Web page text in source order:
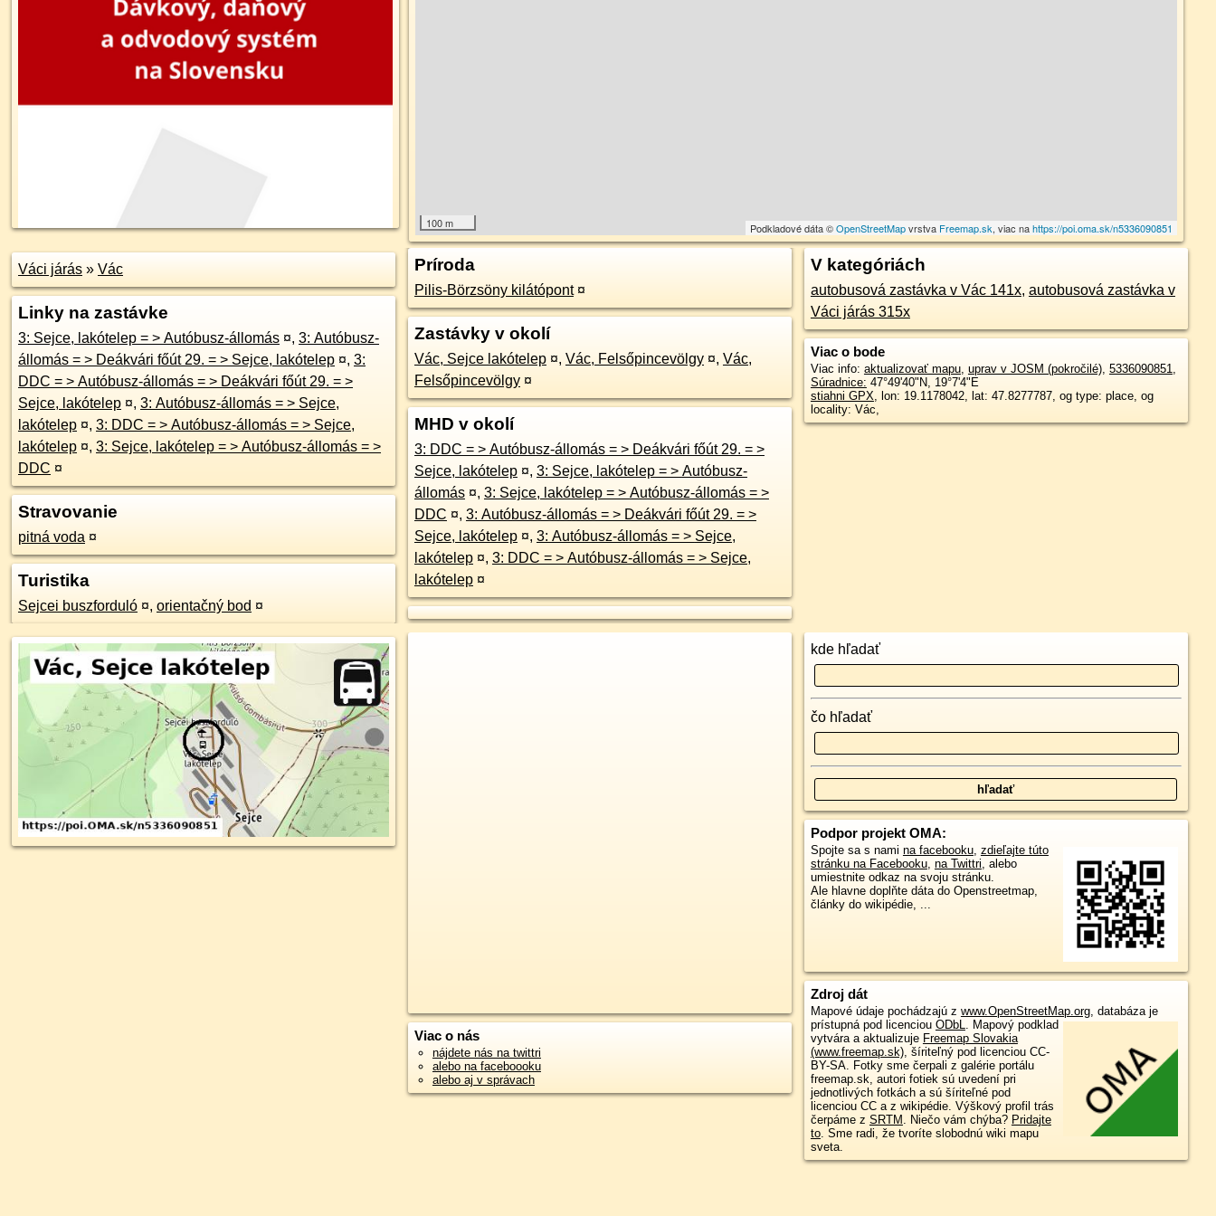
100 m Podkladové dáta ©OpenStreetMapvrstva Freemap.sk, viac nahttps://poi.oma.sk/n5336090851
Váci járás » Vác
Linky na zastávke
3: Sejce, lakótelep = > Autóbusz-állomás ¤, 3: Autóbusz-
állomás = > Deákvári főút 29. = > Sejce, lakótelep ¤, 3:
DDC = > Autóbusz-állomás = > Deákvári főút 29. = >
Sejce, lakótelep ¤, 3: Autóbusz-állomás = > Sejce,
lakótelep ¤, 3: DDC = > Autóbusz-állomás = > Sejce,
lakótelep ¤, 3: Sejce, lakótelep = > Autóbusz-állomás = >
DDC ¤
Stravovanie
pitná voda ¤
Turistika
Sejcei buszforduló ¤, orientačný bod ¤
Príroda
Pilis-Börzsöny kilátópont ¤
Zastávky v okolí
Vác, Sejce lakótelep ¤, Vác, Felsőpincevölgy ¤, Vác,
Felsőpincevölgy ¤
MHD v okolí
3: DDC = > Autóbusz-állomás = > Deákvári főút 29. = >
Sejce, lakótelep ¤, 3: Sejce, lakótelep = > Autóbusz-
állomás ¤, 3: Sejce, lakótelep = > Autóbusz-állomás = >
DDC ¤, 3: Autóbusz-állomás = > Deákvári főút 29. = >
Sejce, lakótelep ¤, 3: Autóbusz-állomás = > Sejce,
lakótelep ¤, 3: DDC = > Autóbusz-állomás = > Sejce,
lakótelep ¤
V kategóriách
autobusová zastávka v Vác 141x, autobusová zastávka v
Váci járás 315x
Viac o bode
Viac info: aktualizovať mapu, uprav v JOSM (pokročilé), 5336090851,
Súradnice: 47°49'40"N, 19°7'4"E
stiahni GPX, lon: 19.1178042, lat: 47.8277787, og type: place, og
locality: Vác,
Viac o nás
nájdete nás na twittri
alebo na faceboooku
alebo aj v správach
kde hľadať
čo hľadať
Podpor projekt OMA:
Spojte sa s nami na facebooku, zdieľajte túto
stránku na Facebooku, na Twittri, alebo
umiestnite odkaz na svoju stránku.
Ale hlavne doplňte dáta do Openstreetmap,
články do wikipédie, ...
Zdroj dát
Mapové údaje pochádzajú z www.OpenStreetMap.org, databáza je
prístupná pod licenciou ODbL. Mapový podklad
vytvára a aktualizuje Freemap Slovakia
(www.freemap.sk), šíriteľný pod licenciou CC-
BY-SA. Fotky sme čerpali z galérie portálu
freemap.sk, autori fotiek sú uvedení pri
jednotlivých fotkách a sú šíriteľné pod
licenciou CC a z wikipédie. Výškový profil trás
čerpáme z SRTM . Niečo vám chýba? Pridajte
to. Sme radi, že tvoríte slobodnú wiki mapu
sveta.